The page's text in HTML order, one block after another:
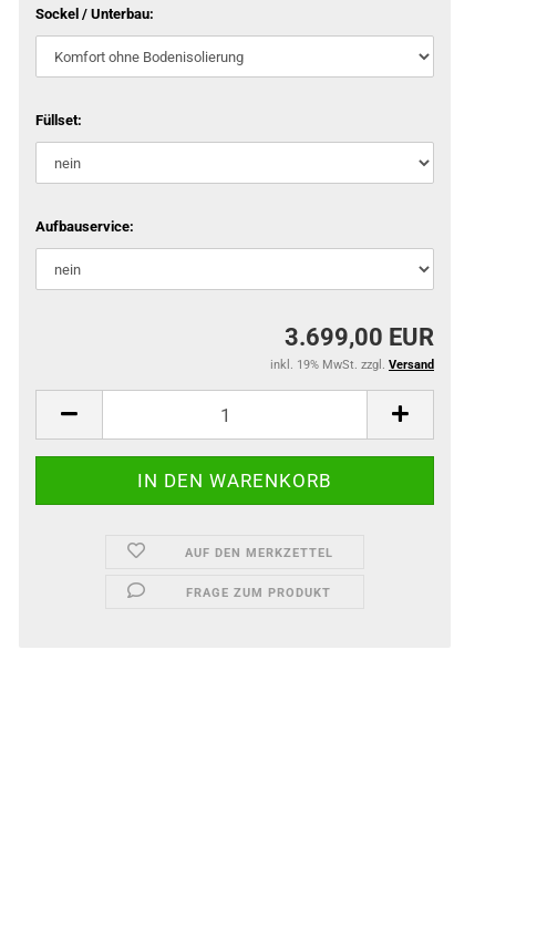
Sockel / Unterbau:
Füllset:
Aufbauservice:
3.699,00 EUR
inkl. 19% MwSt. zzgl. Versand
AUF DEN MERKZETTEL
FRAGE ZUM PRODUKT